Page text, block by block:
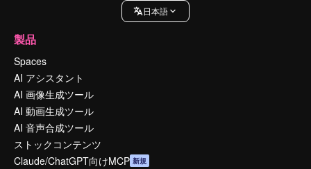
日本語
製品
Spaces
AI アシスタント
AI 画像生成ツール
AI 動画生成ツール
AI 音声合成ツール
ストックコンテンツ
Claude/ChatGPT向けMCP 新規